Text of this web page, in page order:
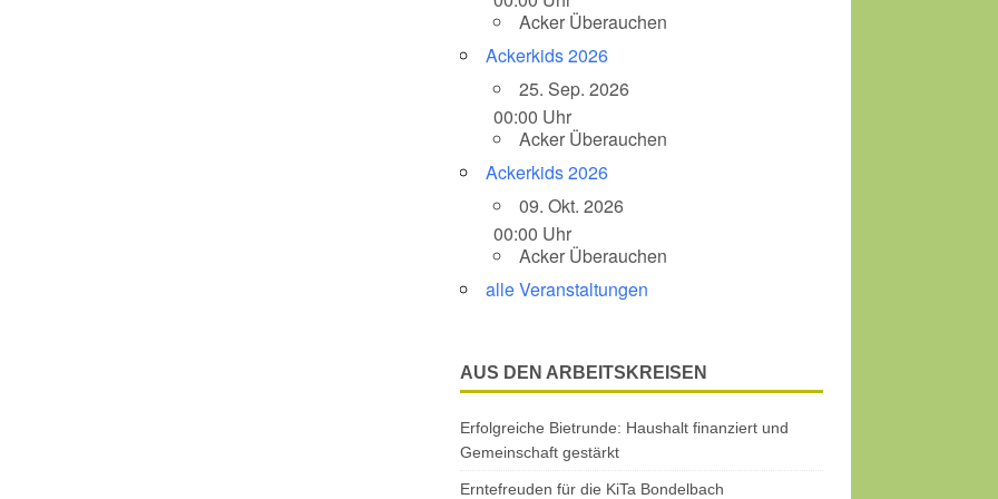
Acker Überauchen
Ackerkids 2026
25. Sep. 2026
00:00 Uhr
Acker Überauchen
Ackerkids 2026
09. Okt. 2026
00:00 Uhr
Acker Überauchen
alle Veranstaltungen
AUS DEN ARBEITSKREISEN
Erfolgreiche Bietrunde: Haushalt finanziert und
Gemeinschaft gestärkt
Erntefreuden für die KiTa Bondelbach